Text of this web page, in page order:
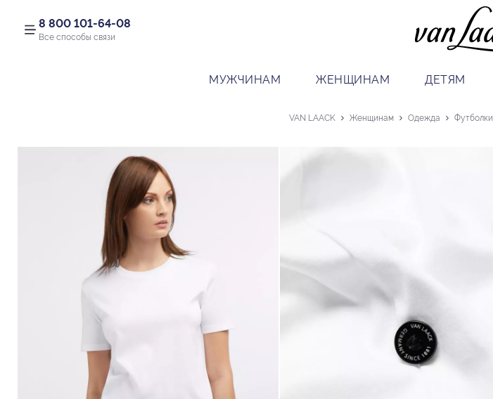
8 800 101-64-08
Все способы связи
МУЖЧИНАМ ЖЕНЩИНАМ ДЕТЯМ
VAN LAACK Женщинам Одежда Футболки